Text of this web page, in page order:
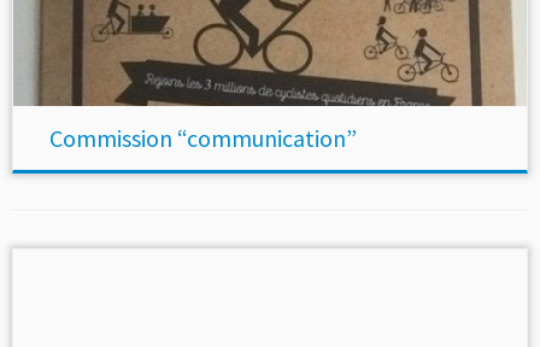
Commission “communication”